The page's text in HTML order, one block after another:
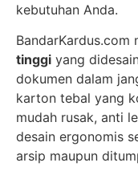
kebutuhan Anda.
BandarKardus.com
tinggi yang
dokumen dalam
karton tebal yang
mudah rusak, anti
desain ergonomis
arsip maupun